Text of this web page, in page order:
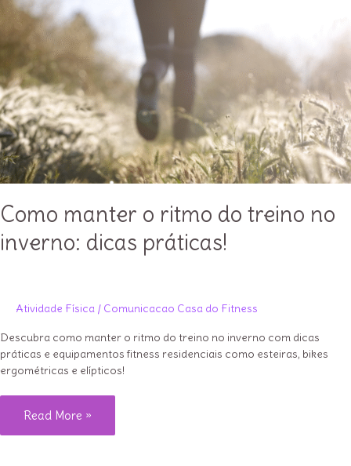
Como manter o ritmo do treino no
inverno: dicas práticas!
Atividade Física / Comunicacao Casa do Fitness
Descubra como manter o ritmo do treino no inverno com dicas
práticas e equipamentos fitness residenciais como esteiras, bikes
ergométricas e elípticos!
Como
manter
Read More »